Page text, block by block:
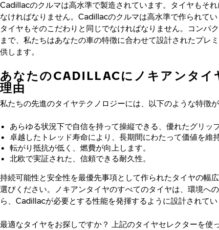
Cadillacのクルマは高水準で製造されています。タイヤもそ
なければなりません。Cadillacのクルマは高水準で作られて
タイヤもそのこだわりと同じでなければなりません。コンパ
まで、私たちはあなたの車の特徴に合わせて設計されたプレ
供します。
あなたのCADILLACにノキアンタイ
理由
私たちの先進のタイヤテクノロジーには、以下のような特徴
あらゆる状況下で自信を持って操縦できる、優れたグリッ
卓越したトレッド寿命により、長期間にわたって価値を維
転がり抵抗が低く、燃費が向上します。
北欧で実証された、信頼できる耐久性。
持続可能性と安全性を最優先事項として作られたタイヤの幅
選びください。ノキアンタイヤのすべてのタイヤは、環境へ
ら、Cadillacが必要とする性能を発揮するように設計されて
最適なタイヤをお探しですか？
上記のタイヤセレクターを使